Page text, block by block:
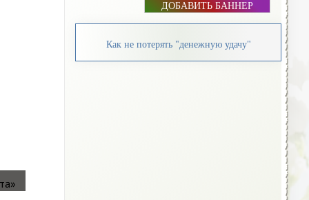
ДОБАВИТЬ БАННЕР
Как не потерять "денежную удачу"